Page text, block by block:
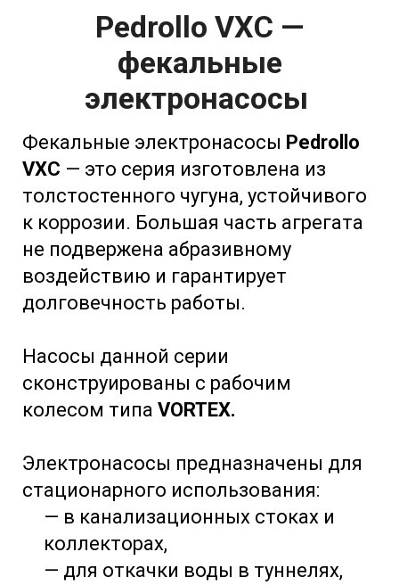
Pedrollo VXC —
фекальные
электронасосы
Фекальные электронасосы Pedrollo
VXC — это серия изготовлена из
толстостенного чугуна, устойчивого
к коррозии. Большая часть агрегата
не подвержена абразивному
воздействию и гарантирует
долговечность работы.
Насосы данной серии
сконструированы с рабочим
колесом типа VORTEX.
Электронасосы предназначены для
стационарного использования:
— в канализационных стоках и
коллекторах,
— для откачки воды в туннелях,